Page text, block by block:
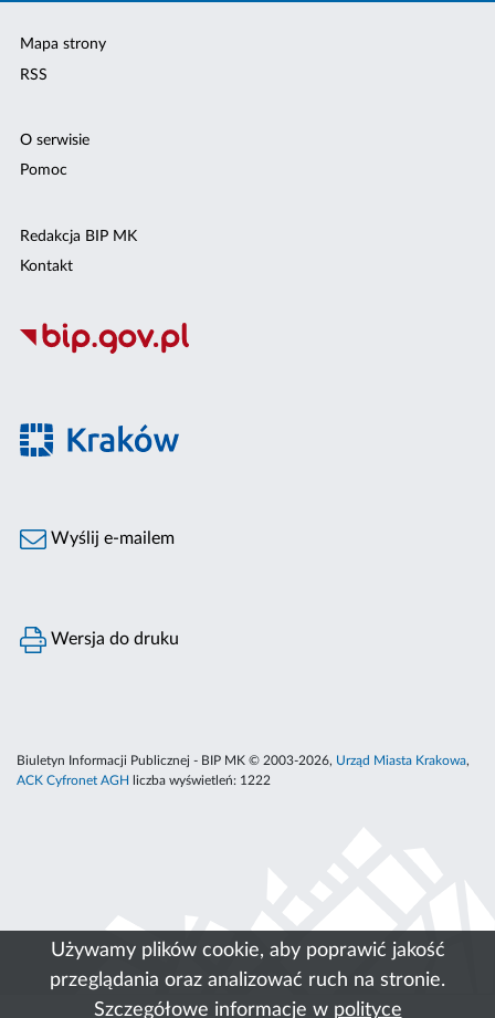
Używamy plików cookie, aby poprawić jakość
przeglądania oraz analizować ruch na stronie.
Szczegółowe informacje w polityce
Mapa strony
RSS
O serwisie
Pomoc
Redakcja BIP MK
Kontakt
Wyślij e-mailem
Wersja do druku
Biuletyn Informacji Publicznej - BIP MK © 2003-2026, Urząd Miasta Krakowa,
ACK Cyfronet AGH
liczba wyświetleń: 1222